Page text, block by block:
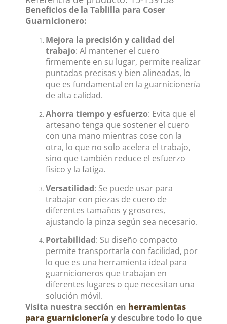
Beneficios de la Tablilla para Coser
Guarnicionero:
Mejora la precisión y calidad del
trabajo: Al mantener el cuero
firmemente en su lugar, permite realizar
puntadas precisas y bien alineadas, lo
que es fundamental en la guarnicionería
de alta calidad.
Ahorra tiempo y esfuerzo: Evita que el
artesano tenga que sostener el cuero
con una mano mientras cose con la
otra, lo que no solo acelera el trabajo,
sino que también reduce el esfuerzo
físico y la fatiga.
Versatilidad: Se puede usar para
trabajar con piezas de cuero de
diferentes tamaños y grosores,
ajustando la pinza según sea necesario.
Portabilidad: Su diseño compacto
permite transportarla con facilidad, por
lo que es una herramienta ideal para
guarnicioneros que trabajan en
diferentes lugares o que necesitan una
solución móvil.
Visita nuestra sección en herramientas
para guarnicionería y descubre todo lo que